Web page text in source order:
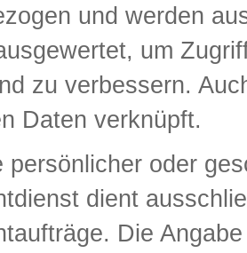
und werden
um
zu verbessern.
Daten verknüpft.
persönlicher oder
dient
Die